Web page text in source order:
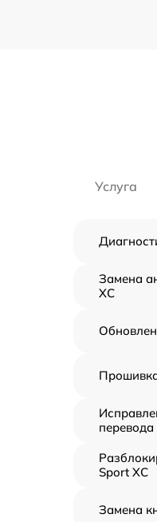
Услуга
Замена
XC
Sport XC
Замена